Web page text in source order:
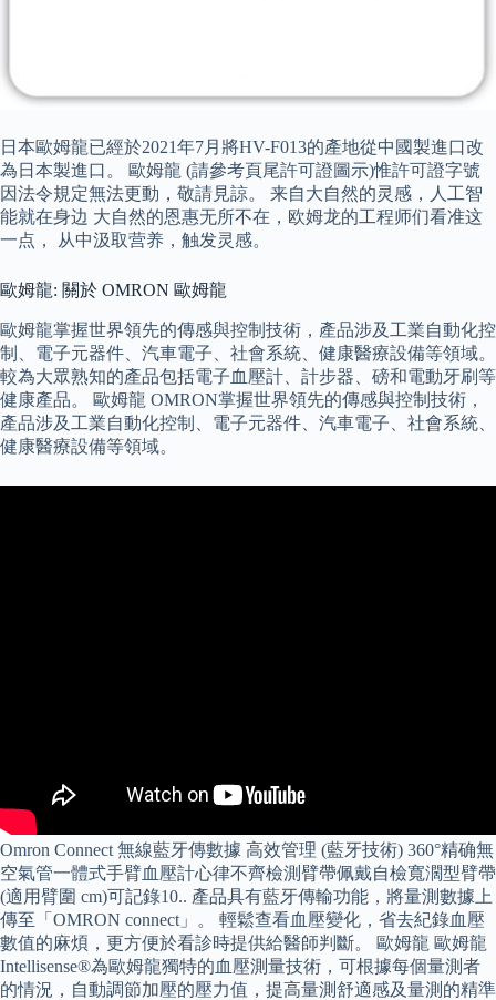
日本歐姆龍已經於2021年7月將HV-F013的產地從中國製進口改
為日本製進口。 歐姆龍 (請參考頁尾許可證圖示)惟許可證字號
因法令規定無法更動，敬請見諒。 来自大自然的灵感，人工智
能就在身边 大自然的恩惠无所不在，欧姆龙的工程师们看准这
一点， 从中汲取营养，触发灵感。
歐姆龍: 關於 OMRON 歐姆龍
歐姆龍掌握世界領先的傳感與控制技術，產品涉及工業自動化控
制、電子元器件、汽車電子、社會系統、健康醫療設備等領域。
較為大眾熟知的產品包括電子血壓計、計步器、磅和電動牙刷等
健康產品。 歐姆龍 OMRON掌握世界領先的傳感與控制技術，
產品涉及工業自動化控制、電子元器件、汽車電子、社會系統、
健康醫療設備等領域。
Omron Connect 無線藍牙傳數據 高效管理 (藍牙技術) 360°精确無
空氣管一體式手臂血壓計心律不齊檢測臂帶佩戴自檢寬濶型臂帶
(適用臂圍 cm)可記錄10.. 產品具有藍牙傳輸功能，將量測數據上
傳至「OMRON connect」。 輕鬆查看血壓變化，省去紀錄血壓
數值的麻煩，更方便於看診時提供給醫師判斷。 歐姆龍 歐姆龍
Intellisense®為歐姆龍獨特的血壓測量技術，可根據每個量測者
的情況，自動調節加壓的壓力值，提高量測舒適感及量測的精準